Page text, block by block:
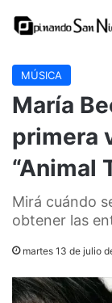
MÚSICA
María
primera
“Animal
Mirá cuándo
obtener las
martes 13 de julio